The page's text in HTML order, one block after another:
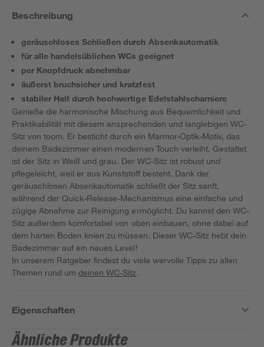
Beschreibung
geräuschloses Schließen durch Absenkautomatik
für alle handelsüblichen WCs geeignet
per Knopfdruck abnehmbar
äußerst bruchsicher und kratzfest
stabiler Halt durch hochwertige Edelstahlscharniere
Genieße die harmonische Mischung aus Bequemlichkeit und
Praktikabilität mit diesem ansprechenden und langlebigen WC-
Sitz von toom. Er besticht durch ein Marmor-Optik-Motiv, das
deinem Badezimmer einen modernen Touch verleiht. Gestaltet
ist der Sitz in Weiß und grau. Der WC-Sitz ist robust und
pflegeleicht, weil er aus Kunststoff besteht. Dank der
geräuschlosen Absenkautomatik schließt der Sitz sanft,
während der Quick-Release-Mechanismus eine einfache und
zügige Abnahme zur Reinigung ermöglicht. Du kannst den WC-
Sitz außerdem komfortabel von oben einbauen, ohne dabei auf
dem harten Boden knien zu müssen. Dieser WC-Sitz hebt dein
Badezimmer auf ein neues Level!
In unserem Ratgeber findest du viele wervolle Tipps zu allen
Themen rund umdeinen WC-Sitz.
Eigenschaften
Ähnliche Produkte